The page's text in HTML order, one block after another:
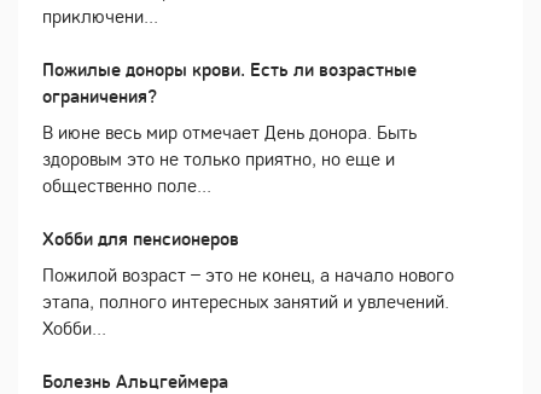
приключени...
Пожилые доноры крови. Есть ли возрастные
ограничения?
В июне весь мир отмечает День донора. Быть
здоровым это не только приятно, но еще и
общественно поле...
Хобби для пенсионеров
Пожилой возраст – это не конец, а начало нового
этапа, полного интересных занятий и увлечений.
Хобби...
Болезнь Альцгеймера